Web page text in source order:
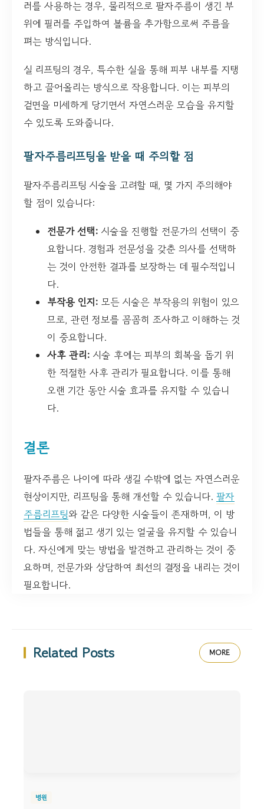
러를 사용하는 경우, 물리적으로 팔자주름이 생긴 부
위에 필러를 주입하여 볼륨을 추가함으로써 주름을
펴는 방식입니다.
실 리프팅의 경우, 특수한 실을 통해 피부 내부를 지탱
하고 끌어올리는 방식으로 작용합니다. 이는 피부의
겉면을 미세하게 당기면서 자연스러운 모습을 유지할
수 있도록 도와줍니다.
팔자주름리프팅을 받을 때 주의할 점
팔자주름리프팅 시술을 고려할 때, 몇 가지 주의해야
할 점이 있습니다:
전문가 선택: 시술을 진행할 전문가의 선택이 중
요합니다. 경험과 전문성을 갖춘 의사를 선택하
는 것이 안전한 결과를 보장하는 데 필수적입니
다.
부작용 인지: 모든 시술은 부작용의 위험이 있으
므로, 관련 정보를 꼼꼼히 조사하고 이해하는 것
이 중요합니다.
사후 관리: 시술 후에는 피부의 회복을 돕기 위
한 적절한 사후 관리가 필요합니다. 이를 통해
오랜 기간 동안 시술 효과를 유지할 수 있습니
다.
결론
팔자주름은 나이에 따라 생길 수밖에 없는 자연스러운
현상이지만, 리프팅을 통해 개선할 수 있습니다. 팔자
주름리프팅와 같은 다양한 시술들이 존재하며, 이 방
법들을 통해 젊고 생기 있는 얼굴을 유지할 수 있습니
다. 자신에게 맞는 방법을 발견하고 관리하는 것이 중
요하며, 전문가와 상담하여 최선의 결정을 내리는 것이
필요합니다.
Related Posts MORE
병원